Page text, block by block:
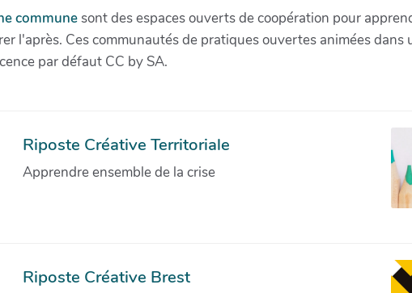
communesont des espaces ouverts de coopération pour
l'après. Ces communautés de pratiques ouvertes animées
par défaut CC by SA.
Riposte Créative Territoriale
Apprendre ensemble de la crise
Riposte Créative Brest